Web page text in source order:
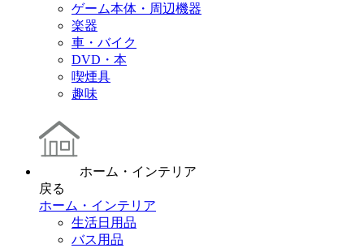
ゲーム本体・周辺機器
楽器
車・バイク
DVD・本
喫煙具
趣味
ホーム・インテリア
戻る
ホーム・インテリア
生活日用品
バス用品